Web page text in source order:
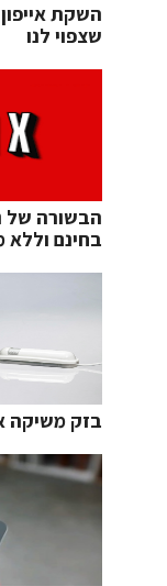
שצפוי לנו
הבשורה של
בחינם וללא
בזק משיקה